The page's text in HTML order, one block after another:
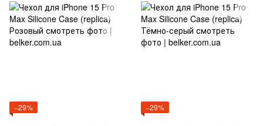
−29% −29%